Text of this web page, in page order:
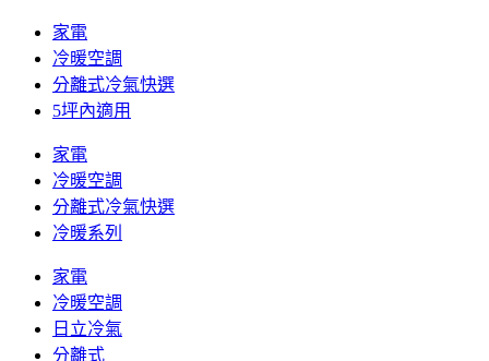
家電
冷暖空調
分離式冷氣快選
5坪內適用
家電
冷暖空調
分離式冷氣快選
冷暖系列
家電
冷暖空調
日立冷氣
分離式